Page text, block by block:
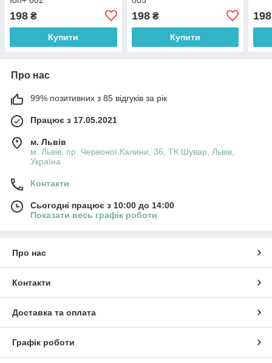
198 ₴
Купити
198₴
Купити
198
Про нас
99% позитивних з 85 відгуків за рік
Працює з 17.05.2021
м. Львів
м. Львів, пр. Червоної Калини, 36, ТК Шувар, Львів,
Україна
Контакти
Сьогодні працює з 10:00 до 14:00
Показати весь графік роботи
Про нас
Контакти
Доставка та оплата
Графік роботи